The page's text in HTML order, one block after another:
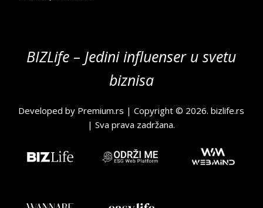
BIZLife – Jedini influenser u svetu
biznisa
Developed by Premium.rs | Copyright © 2026.bizlife.rs
| Sva prava zadržana.